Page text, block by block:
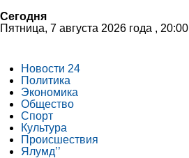
Сегодня
Пятница, 7 августа 2026 года , 20:00
Новости 24
Политика
Экономика
Общество
Спорт
Культура
Происшествия
Ялумд’’